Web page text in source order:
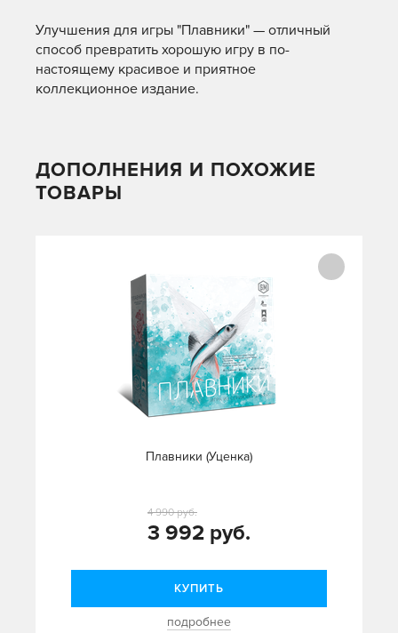
Улучшения для игры "Плавники" — отличный
способ превратить хорошую игру в по-
настоящему красивое и приятное
коллекционное издание.
ДОПОЛНЕНИЯ И ПОХОЖИЕ
ТОВАРЫ
Плавники (Уценка)
3 992 руб.
4 990 руб.
КУПИТЬ
подробнее